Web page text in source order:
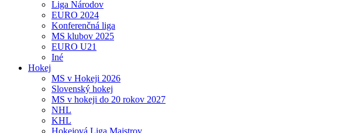
Liga Národov
EURO 2024
Konferenčná liga
MS klubov 2025
EURO U21
Iné
Hokej
MS v Hokeji 2026
Slovenský hokej
MS v hokeji do 20 rokov 2027
NHL
KHL
Hokejová Liga Majstrov